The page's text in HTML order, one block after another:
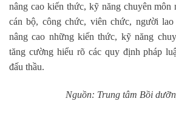
nâng cao kiến thức, kỹ năng chuyên môn
cán bộ, công chức, viên chức, người lao
nâng cao những kiến thức, kỹ năng
tăng cường hiểu rõ các quy định pháp
đấu thầu.
Nguồn: Trung tâm Bồi